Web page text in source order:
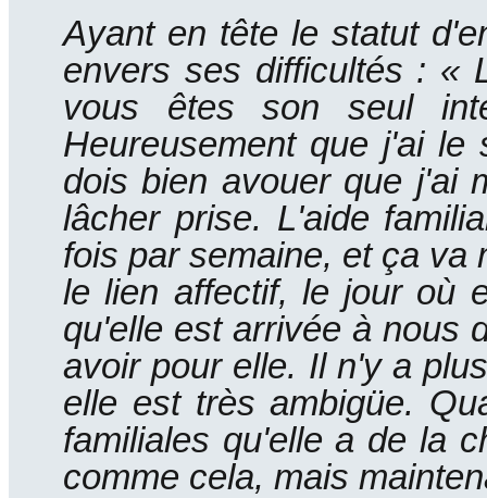
Ayant en tête le statut
envers ses difficultés : «
vous êtes son seul
Heureusement que j'ai
dois bien avouer que j'ai
lâcher prise. L'aide
fois par semaine, et ça va
le lien affectif, le jour où
qu'elle est arrivée à nous
avoir pour elle. Il n'y a
elle est très ambigüe.
familiales qu'elle a de la
comme cela, mais